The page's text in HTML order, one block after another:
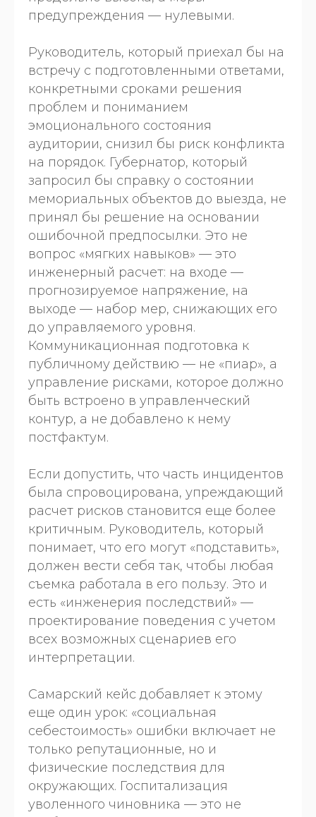
предупреждения — нулевыми.
Руководитель, который приехал бы на
встречу с подготовленными ответами,
конкретными сроками решения
проблем и пониманием
эмоционального состояния
аудитории, снизил бы риск конфликта
на порядок. Губернатор, который
запросил бы справку о состоянии
мемориальных объектов до выезда, не
принял бы решение на основании
ошибочной предпосылки. Это не
вопрос «мягких навыков» — это
инженерный расчет: на входе —
прогнозируемое напряжение, на
выходе — набор мер, снижающих его
до управляемого уровня.
Коммуникационная подготовка к
публичному действию — не «пиар», а
управление рисками, которое должно
быть встроено в управленческий
контур, а не добавлено к нему
постфактум.
Если допустить, что часть инцидентов
была спровоцирована, упреждающий
расчет рисков становится еще более
критичным. Руководитель, который
понимает, что его могут «подставить»,
должен вести себя так, чтобы любая
съемка работала в его пользу. Это и
есть «инженерия последствий» —
проектирование поведения с учетом
всех возможных сценариев его
интерпретации.
Самарский кейс добавляет к этому
еще один урок: «социальная
себестоимость» ошибки включает не
только репутационные, но и
физические последствия для
окружающих. Госпитализация
уволенного чиновника — это не